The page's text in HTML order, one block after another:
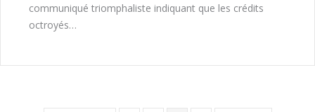
communiqué triomphaliste indiquant que les crédits
octroyés…